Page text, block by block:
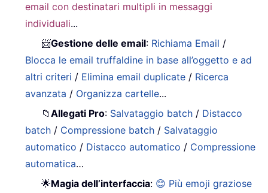
email con destinatari multipli in messaggi
individuali...
📨Gestione delle email: Richiama Email /
Blocca le email truffaldine in base all’oggetto e ad
altri criteri / Elimina email duplicate / Ricerca
avanzata / Organizza cartelle...
📁Allegati Pro: Salvataggio batch / Distacco
batch / Compressione batch / Salvataggio
automatico / Distacco automatico / Compressione
automatica…
🌟Magia dell’interfaccia: 😊 Più emoji graziose